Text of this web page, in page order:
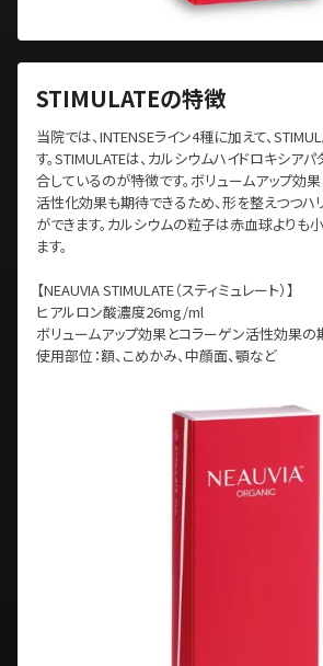
STIMULATEの特徴
当院では、INTENSEライン4種に加えて、
す。STIMULATEは、カルシウムハイドロキシアパ
合しているのが特徴です。ボリュームアップ効
活性化効果も期待できるため、形を整えつつハ
ができます。カルシウムの粒子は赤血球よりも
ます。
【NEAUVIA STIMULATE（スティミュレート）】
ヒアルロン酸濃度26mg/ml
ボリュームアップ効果とコラーゲン活性効果の
使用部位：額、こめかみ、中顔面、顎など